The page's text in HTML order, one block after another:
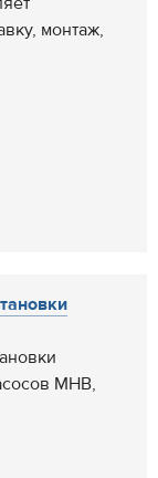
монтаж,
МНВ,